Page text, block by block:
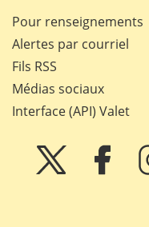
Pour renseignements
Alertes par courriel
Fils RSS
Médias sociaux
Interface (API) Valet